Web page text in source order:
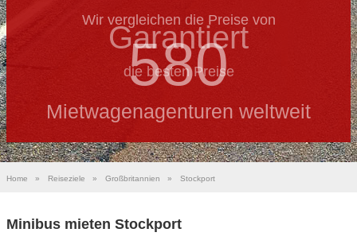
Wir vergleichen die Preise von
580
Mietwagenagenturen weltweit
Garantiert
die besten Preise
Home » Reiseziele » Großbritannien » Stockport
Minibus mieten Stockport